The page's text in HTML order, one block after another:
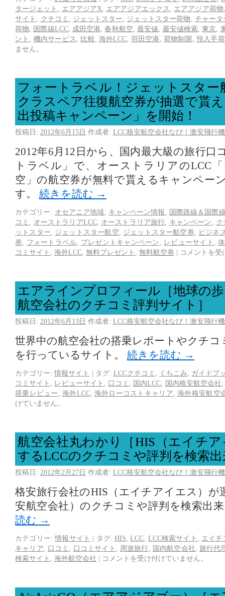
タージェット
エアアジアX エアアジアエックス エアアジア荷物
サイト
クチコミ ジェットスター ジェットスター荷物
チャータ
荷物
国際線LCC, 成田空港 ,春秋航空 ,最安値 最安値検索 ,東京
ント
機内サービス 比較 ,海外LCC 羽田空港 荷物制限 ,預入手
ません。
フォートラベル！ジェットスター
クラスペア往復航空券が抽選で貰
出投稿キャンペーン」を開始！
投稿日: 2012年6月15日 作成者: LCC格安航空会社なび！激安飛行
2012年6月12日から、国内最大級の旅行口
トラベル」で、オーストラリアのLCC
空」の航空券が無料で貰えるキャンペー
す。 続きを読む →
カテゴリー: オセアニア地域 キャンペーン情報
国際路線＆国際
コミ
オーストラリアLCC, オーストラリア旅行 キャンペーン
ットスター
ジェットスター航空 ジェットスター航空券
ビジネ
券
フォートラベル プレゼントキャンペーン レビューサイト ,
コミサイト
海外LCC 無料プレゼント 無料航空券 | コメントを受
エアラインプロフィール［地球の
航空会社のクチコミ評判サイト］
投稿日: 2012年6月13日 作成者: LCC格安航空会社なび！激安飛行
世界中の航空会社の搭乗レポートやクチコ
を行っているサイト。 続きを読む →
カテゴリー: 情報サイト | タグ: LCCクチコミ くちこみ
ガイドブ
コミサイト
レビューサイト 口コミ 国内LCC 国内格安航空会社
搭乗レビュー
海外LCC, 海外ローコストキャリア ,海外格安航空
けていません。
航空会社丸わかり［HIS（エイチ
するLCCのクチコミや評判を検索
投稿日: 2012年2月27日 作成者: LCC格安航空会社なび！激安飛行
格安旅行会社のHIS（エイチアイエス）が
安航空会社）のクチコミや評判を検索出
読む →
カテゴリー: 情報サイト | タグ: HIS ,LCC LCC検索サイト
エイチ
キャリア
口コミ 口コミサイト 周遊旅行 国内航空会社 ,旅行代
検索サイト
海外航空会社 | コメントを受け付けていません。